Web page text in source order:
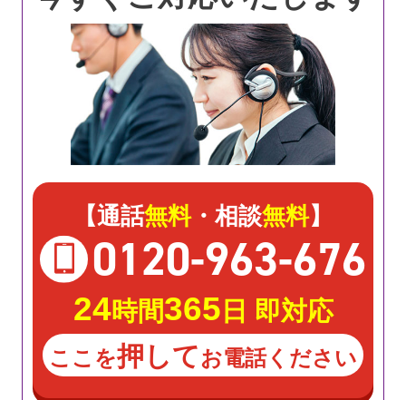
【通話無料・相談無料】
0120-963-676
24時間365 日 即対応
ここを押してお電話ください